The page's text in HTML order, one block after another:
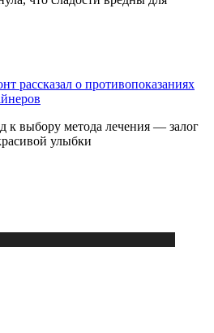
рассказал о противопоказаниях
к выбору метода лечения — залог
улыбки